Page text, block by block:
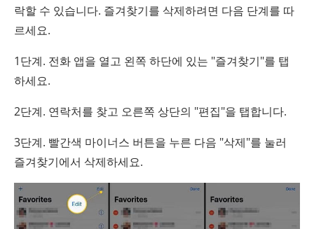
락할 수 있습니다. 즐겨찾기를 삭제하려면 다음 단계를 따
르세요.
1단계. 전화 앱을 열고 왼쪽 하단에 있는 "즐겨찾기"를 탭
하세요.
2단계. 연락처를 찾고 오른쪽 상단의 "편집"을 탭합니다.
3단계. 빨간색 마이너스 버튼을 누른 다음 "삭제"를 눌러
즐겨찾기에서 삭제하세요.